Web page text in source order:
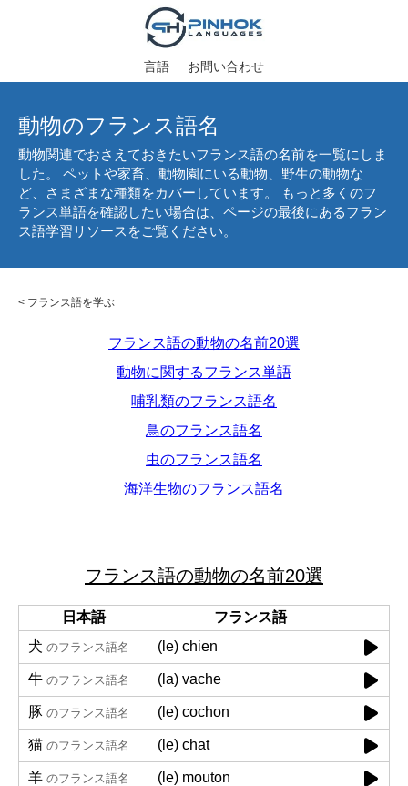
言語 お問い合わせ
動物のフランス語名
動物関連でおさえておきたいフランス語の名前を一覧にしま
した。 ペットや家畜、動物園にいる動物、野生の動物な
ど、さまざまな種類をカバーしています。 もっと多くのフ
ランス単語を確認したい場合は、ページの最後にあるフラン
ス語学習リソースをご覧ください。
< フランス語を学ぶ
フランス語の動物の名前20選
動物に関するフランス単語
哺乳類のフランス語名
鳥のフランス語名
虫のフランス語名
海洋生物のフランス語名
フランス語の動物の名前20選
日本語
フランス語
犬 のフランス語名 (le) chien
牛 のフランス語名 (la) vache
豚 のフランス語名 (le) cochon
猫 のフランス語名 (le) chat
羊 のフランス語名 (le) mouton